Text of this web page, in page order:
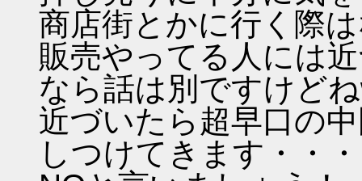
商店街とかに行く際
販売やってる人には
なら話は別ですけど
近づいたら超早口の
しつけてきます・・